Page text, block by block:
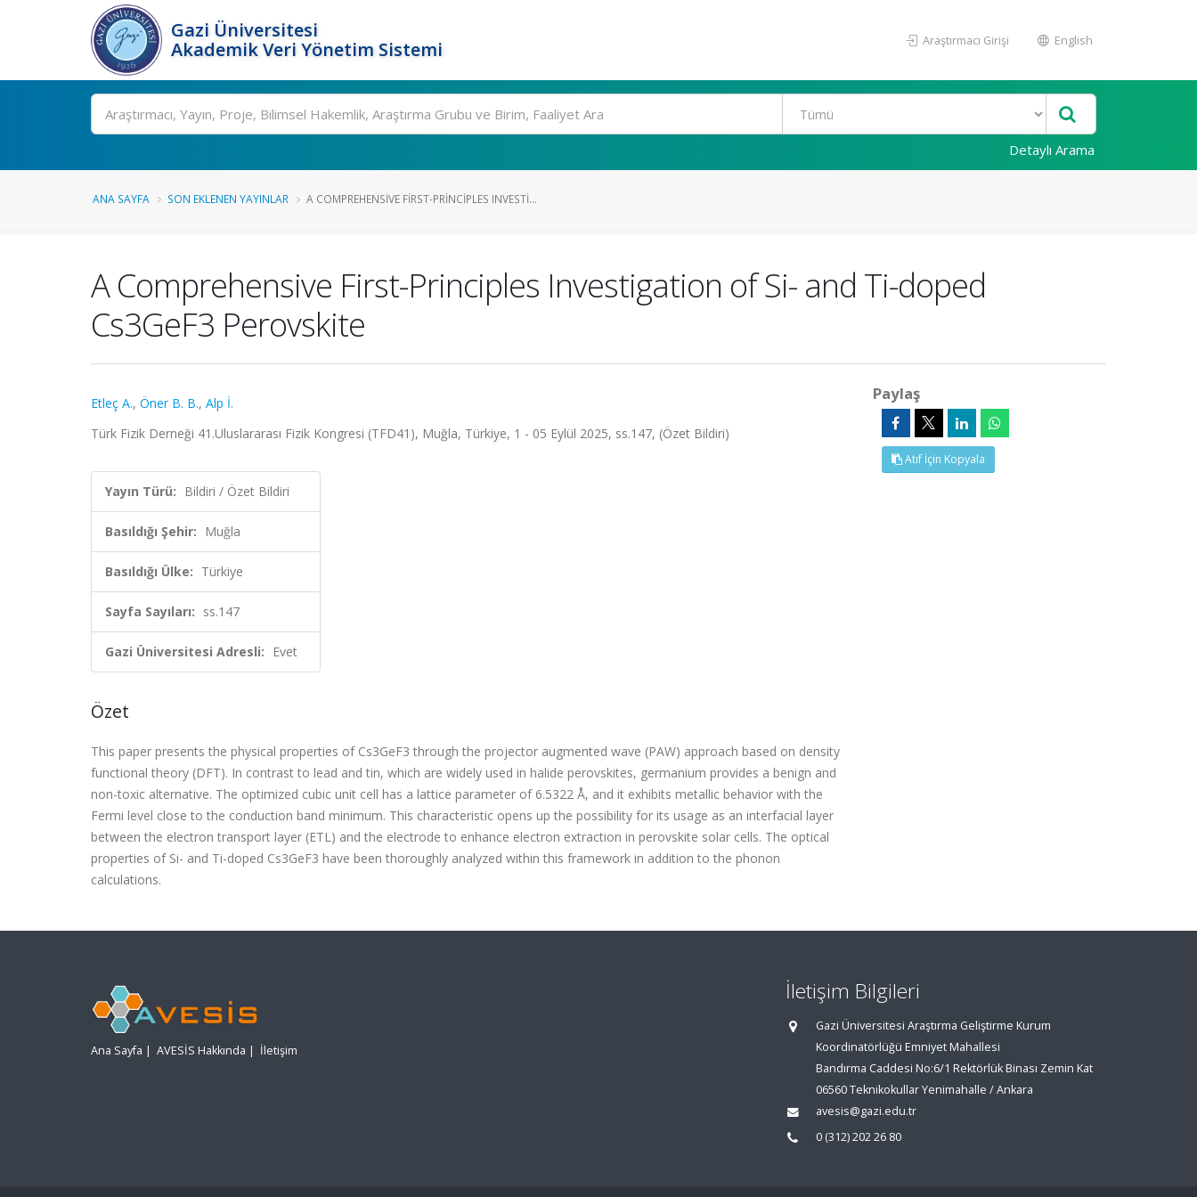
Gazi Üniversitesi
Akademik Veri Yönetim Sistemi
Araştırmacı Girişi English
Ara
Detaylı Arama
ANA SAYFA SON EKLENEN YAYINLAR A COMPREHENSIVE FIRST-PRINCIPLES INVESTI...
A Comprehensive First-Principles Investigation of Si- and Ti-doped
Cs3GeF3 Perovskite
Etleç A., Öner B. B., Alp İ.
Türk Fizik Derneği 41.Uluslararası Fizik Kongresi (TFD41), Muğla, Türkiye, 1 - 05 Eylül 2025, ss.147, (Özet Bildiri)
Yayın Türü: Bildiri / Özet Bildiri
Basıldığı Şehir: Muğla
Basıldığı Ülke: Türkiye
Sayfa Sayıları: ss.147
Gazi Üniversitesi Adresli: Evet
Özet
This paper presents the physical properties of Cs3GeF3 through the projector augmented wave (PAW) approach based on density
functional theory (DFT). In contrast to lead and tin, which are widely used in halide perovskites, germanium provides a benign and
non-toxic alternative. The optimized cubic unit cell has a lattice parameter of 6.5322 Å, and it exhibits metallic behavior with the
Fermi level close to the conduction band minimum. This characteristic opens up the possibility for its usage as an interfacial layer
between the electron transport layer (ETL) and the electrode to enhance electron extraction in perovskite solar cells. The optical
properties of Si- and Ti-doped Cs3GeF3 have been thoroughly analyzed within this framework in addition to the phonon
calculations.
Paylaş
Atıf İçin Kopyala
Ana Sayfa | AVESİS Hakkında | İletişim
İletişim Bilgileri
Gazi Üniversitesi Araştırma Geliştirme Kurum
Koordinatörlüğü Emniyet Mahallesi
Bandırma Caddesi No:6/1 Rektörlük Binası Zemin Kat
06560 Teknikokullar Yenimahalle / Ankara
avesis@gazi.edu.tr
0 (312) 202 26 80